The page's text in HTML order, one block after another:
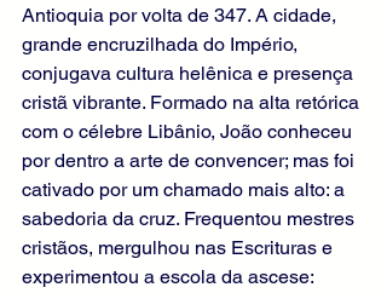
Antioquia por volta de 347. A cidade,
grande encruzilhada do Império,
conjugava cultura helênica e presença
cristã vibrante. Formado na alta retórica
com o célebre Libânio, João conheceu
por dentro a arte de convencer; mas foi
cativado por um chamado mais alto: a
sabedoria da cruz. Frequentou mestres
cristãos, mergulhou nas Escrituras e
experimentou a escola da ascese: